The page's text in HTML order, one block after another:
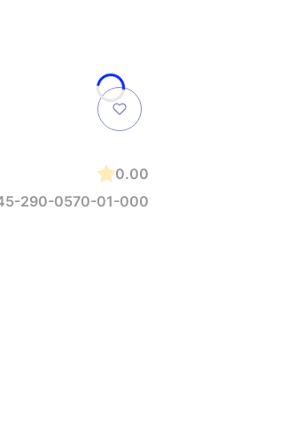
0.00
290-0570-01-000